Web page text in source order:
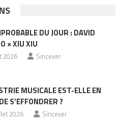
DU JOUR : DAVID
× XIU XIU
2026 Sincever
MUSICALE EST-ELLE EN
S’EFFONDRER ?
2026 Sincever